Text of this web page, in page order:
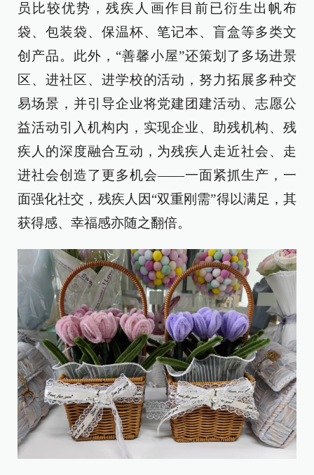
员比较优势，残疾人画作目前已衍生出帆布
袋、包装袋、保温杯、笔记本、盲盒等多类文
创产品。此外，“善馨小屋”还策划了多场进景
区、进社区、进学校的活动，努力拓展多种交
易场景，并引导企业将党建团建活动、志愿公
益活动引入机构内，实现企业、助残机构、残
疾人的深度融合互动，为残疾人走近社会、走
进社会创造了更多机会——一面紧抓生产，一
面强化社交，残疾人因“双重刚需”得以满足，其
获得感、幸福感亦随之翻倍。